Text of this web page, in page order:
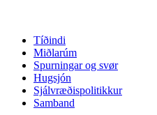
Tíðindi
Miðlarúm
Spurningar og svør
Hugsjón
Sjálvræðispolitikkur
Samband